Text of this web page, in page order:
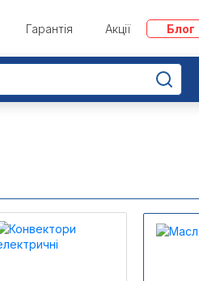
Гарантія Акції Блог